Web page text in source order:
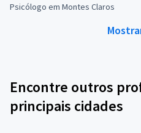
Psicólogo em Montes Claros
Encontre outros
principais cidades